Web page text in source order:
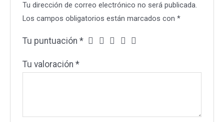
Tu dirección de correo electrónico no será publicada.
Los campos obligatorios están marcados con*
Tu puntuación*
Tu valoración*